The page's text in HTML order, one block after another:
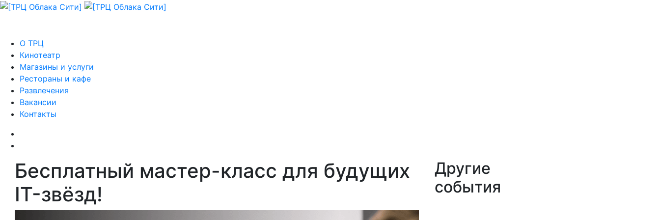
О ТРЦ
Кинотеатр
Магазины и услуги
Рестораны и кафе
Развлечения
Вакансии
Контакты
Бесплатный мастер-класс для будущих
IT-звёзд!
Другие
события